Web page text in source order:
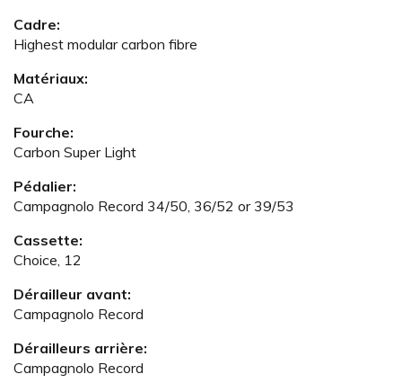
Cadre:
Highest modular carbon fibre
Matériaux:
CA
Fourche:
Carbon Super Light
Pédalier:
Campagnolo Record 34/50, 36/52 or 39/53
Cassette:
Choice, 12
Dérailleur avant:
Campagnolo Record
Dérailleurs arrière:
Campagnolo Record